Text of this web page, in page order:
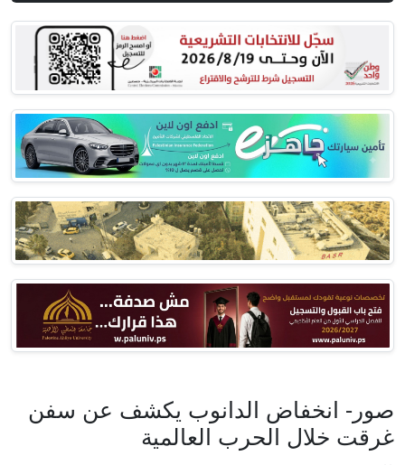
صور- انخفاض الدانوب يكشف عن سفن
غرقت خلال الحرب العالمية